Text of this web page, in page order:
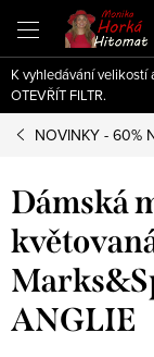
obsah
K vyhledávání velikostí
OTEVŘÍT FILTR.
NOVINKY - 60%
Dámská
ANGLIE